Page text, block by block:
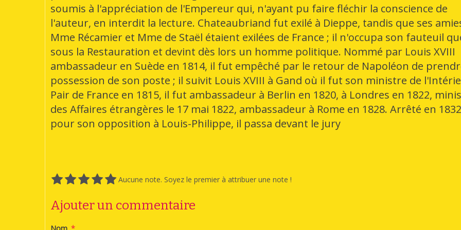
soumis à l'appréciation de l'Empereur qui, n'ayant pu faire fléchir la conscience de
l'auteur, en interdit la lecture. Chateaubriand fut exilé à Dieppe, tandis que ses
Mme Récamier et Mme de Staël étaient exilées de France ; il n'occupa son fauteuil
sous la Restauration et devint dès lors un homme politique. Nommé par Louis XVIII
ambassadeur en Suède en 1814, il fut empêché par le retour de Napoléon de
possession de son poste ; il suivit Louis XVIII à Gand où il fut son ministre de
Pair de France en 1815, il fut ambassadeur à Berlin en 1820, à Londres en 1822,
des Affaires étrangères le 17 mai 1822, ambassadeur à Rome en 1828. Arrêté en 1832
pour son opposition à Louis-Philippe, il passa devant le jury
Aucune note. Soyez le premier à attribuer une note !
Ajouter un commentaire
Nom